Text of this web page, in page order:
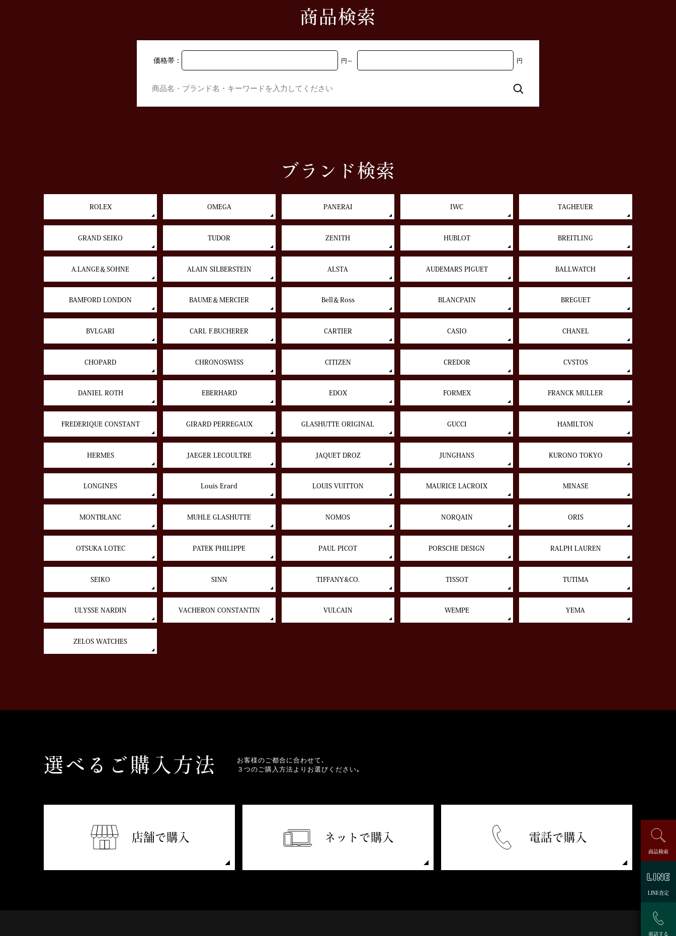
商品検索
価格帯： 円 ～ 円
ブランド検索
ROLEX OMEGA PANERAI IWC TAGHEUER
GRAND SEIKO TUDOR ZENITH HUBLOT BREITLING
A.LANGE＆SOHNE ALAIN SILBERSTEIN ALSTA AUDEMARS PIGUET BALLWATCH
BAMFORD LONDON BAUME＆MERCIER Bell＆Ross BLANCPAIN BREGUET
BVLGARI CARL F.BUCHERER CARTIER CASIO CHANEL
CHOPARD CHRONOSWISS CITIZEN CREDOR CVSTOS
DANIEL ROTH EBERHARD EDOX FORMEX FRANCK MULLER
FREDERIQUE CONSTANT GIRARD PERREGAUX GLASHUTTE ORIGINAL GUCCI HAMILTON
HERMES JAEGER LECOULTRE JAQUET DROZ JUNGHANS KURONO TOKYO
LONGINES Louis Erard LOUIS VUITTON MAURICE LACROIX MINASE
MONTBLANC MUHLE GLASHUTTE NOMOS NORQAIN ORIS
OTSUKA LOTEC PATEK PHILIPPE PAUL PICOT PORSCHE DESIGN RALPH LAUREN
SEIKO SINN TIFFANY&CO. TISSOT TUTIMA
ULYSSE NARDIN VACHERON CONSTANTIN VULCAIN WEMPE YEMA
ZELOS WATCHES
選べるご購入方法
お客様のご都合に合わせて､
３つのご購入方法よりお選びください｡
店舗で購入 ネットで購入 電話で購入
商品検索
LINE査定
電話する